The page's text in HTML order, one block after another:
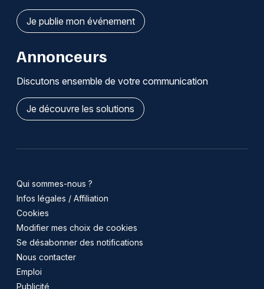
Je publie mon événement
Annonceurs
Discutons ensemble de votre communication
Je découvre les solutions
Qui sommes-nous ?
Infos légales / Affiliation
Cookies
Modifier mes choix de cookies
Se désabonner des notifications
Nous contacter
Emploi
Publicité